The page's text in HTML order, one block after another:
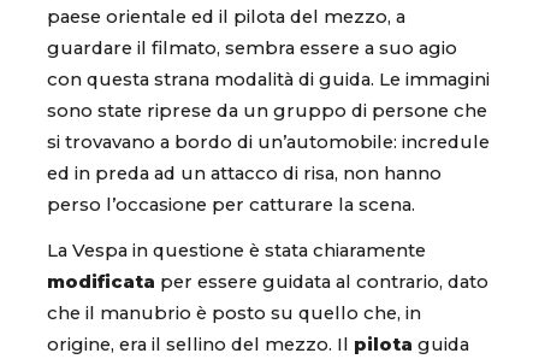
paese orientale ed il pilota del mezzo, a
guardare il filmato, sembra essere a suo agio
con questa strana modalità di guida. Le immagini
sono state riprese da un gruppo di persone che
si trovavano a bordo di un’automobile: incredule
ed in preda ad un attacco di risa, non hanno
perso l’occasione per catturare la scena.
La Vespa in questione è stata chiaramente
modificata per essere guidata al contrario, dato
che il manubrio è posto su quello che, in
origine, era il sellino del mezzo. Il pilota guida